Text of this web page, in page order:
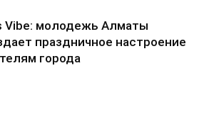
Vibe: молодежь Алматы
праздничное настроение
города